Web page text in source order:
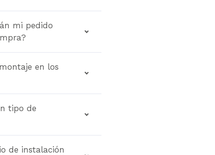
mi pedido
en los
tipo de
de instalación